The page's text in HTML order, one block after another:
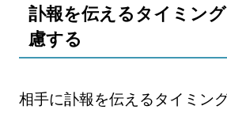
訃報を伝えるタイミン
慮する
相手に訃報を伝えるタイミン